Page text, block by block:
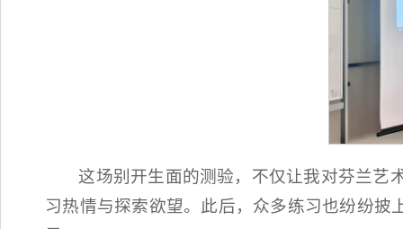
这场别开生面的测验，不仅让我对芬兰艺
习热情与探索欲望。此后，众多练习也纷纷披